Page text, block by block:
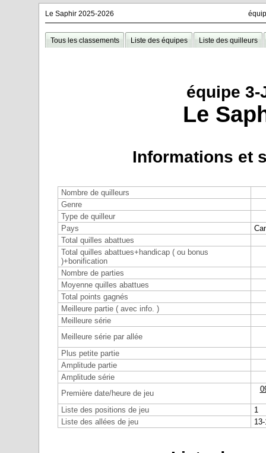
Le Saphir 2025-2026
Tous les classements Liste des équipes Liste des quilleurs
équipe
Le
Informations et
Nombre de quilleurs
Genre
Type de quilleur
Pays
Total quilles abattues
Total quilles abattues+handicap ( ou bonus
)+bonification
Nombre de parties
Moyenne quilles abattues
Total points gagnés
Meilleure partie ( avec info. )
Meilleure série
Meilleure série par allée
Plus petite partie
Amplitude partie
Amplitude série
Première date/heure de jeu
Liste des positions de jeu
1
Liste des allées de jeu